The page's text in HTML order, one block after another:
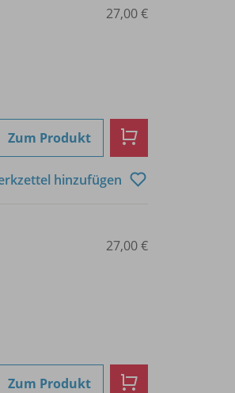
27,00 €
Zum Produkt
hinzufügen
27,00 €
Zum Produkt